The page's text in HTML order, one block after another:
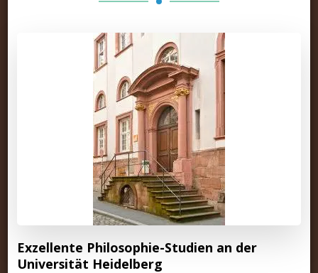
Exzellente Philosophie-Studien an der
Universität Heidelberg